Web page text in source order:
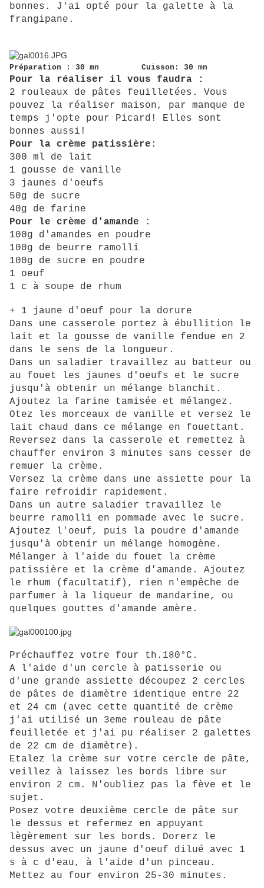
bonnes. J'ai opté pour la galette à la
frangipane.
Préparation : 30 mn Cuisson: 30 mn
Pour la réaliser il vous faudra :
2 rouleaux de pâtes feuilletées. Vous
pouvez la réaliser maison, par manque de
temps j'opte pour Picard! Elles sont
bonnes aussi!
Pour la crème patissière :
300 ml de lait
1 gousse de vanille
3 jaunes d'oeufs
50g de sucre
40g de farine
Pour le crème d'amande :
100g d'amandes en poudre
100g de beurre ramolli
100g de sucre en poudre
1 oeuf
1 c à soupe de rhum
+ 1 jaune d'oeuf pour la dorure
Dans une casserole portez à ébullition le
lait et la gousse de vanille fendue en 2
dans le sens de la longueur.
Dans un saladier travaillez au batteur ou
au fouet les jaunes d'oeufs et le sucre
jusqu'à obtenir un mélange blanchit.
Ajoutez la farine tamisée et mélangez.
Otez les morceaux de vanille et versez le
lait chaud dans ce mélange en fouettant.
Reversez dans la casserole et remettez à
chauffer environ 3 minutes sans cesser de
remuer la crème.
Versez la crème dans une assiette pour la
faire refroidir rapidement.
Dans un autre saladier travaillez le
beurre ramolli en pommade avec le sucre.
Ajoutez l'oeuf, puis la poudre d'amande
jusqu'à obtenir un mélange homogène.
Mélanger à l'aide du fouet la crème
patissière et la crème d'amande. Ajoutez
le rhum (facultatif), rien n'empêche de
parfumer à la liqueur de mandarine, ou
quelques gouttes d'amande amère.
Préchauffez votre four th.180°C.
A l'aide d'un cercle à patisserie ou
d'une grande assiette découpez 2 cercles
de pâtes de diamètre identique entre 22
et 24 cm (avec cette quantité de crème
j'ai utilisé un 3eme rouleau de pâte
feuilletée et j'ai pu réaliser 2 galettes
de 22 cm de diamètre).
Etalez la crème sur votre cercle de pâte,
veillez à laissez les bords libre sur
environ 2 cm. N'oubliez pas la fève et le
sujet.
Posez votre deuxième cercle de pâte sur
le dessus et refermez en appuyant
lègèrement sur les bords. Dorerz le
dessus avec un jaune d'oeuf dilué avec 1
s à c d'eau, à l'aide d'un pinceau.
Mettez au four environ 25-30 minutes.